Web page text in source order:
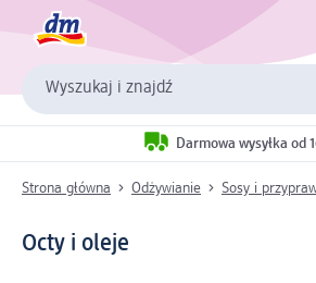
Wyszukaj i znajdź
Darmowa wysyłka od
Strona główna Odżywianie Sosy i
Octy i oleje